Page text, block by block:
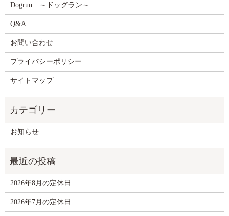
Dogrun ～ドッグラン～
Q&A
お問い合わせ
プライバシーポリシー
サイトマップ
お知らせ
2026年8月の定休日
2026年7月の定休日